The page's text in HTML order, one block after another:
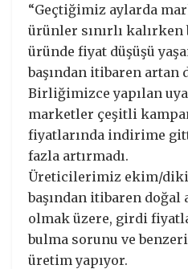
“Geçtiğimiz aylarda
ürünler sınırlı kalırken
üründe fiyat düşüşü
başından itibaren artan
Birliğimizce yapılan
marketler çeşitli
fiyatlarında indirime
fazla artırmadı.
Üreticilerimiz ekim/
başından itibaren
olmak üzere, girdi
bulma sorunu ve
üretim yapıyor.